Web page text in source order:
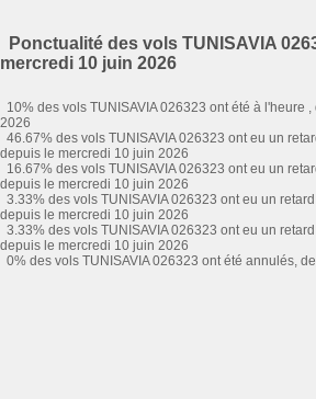
Ponctualité des vols TUNISAVIA
mercredi 10 juin 2026
10% des vols TUNISAVIA 026323 ont été à l'heure
2026
46.67% des vols TUNISAVIA 026323 ont eu un
depuis le mercredi 10 juin 2026
16.67% des vols TUNISAVIA 026323 ont eu un
depuis le mercredi 10 juin 2026
3.33% des vols TUNISAVIA 026323 ont eu un
depuis le mercredi 10 juin 2026
3.33% des vols TUNISAVIA 026323 ont eu un
depuis le mercredi 10 juin 2026
0% des vols TUNISAVIA 026323 ont été annulés,